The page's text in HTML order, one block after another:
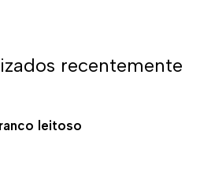
recentemente
leitoso